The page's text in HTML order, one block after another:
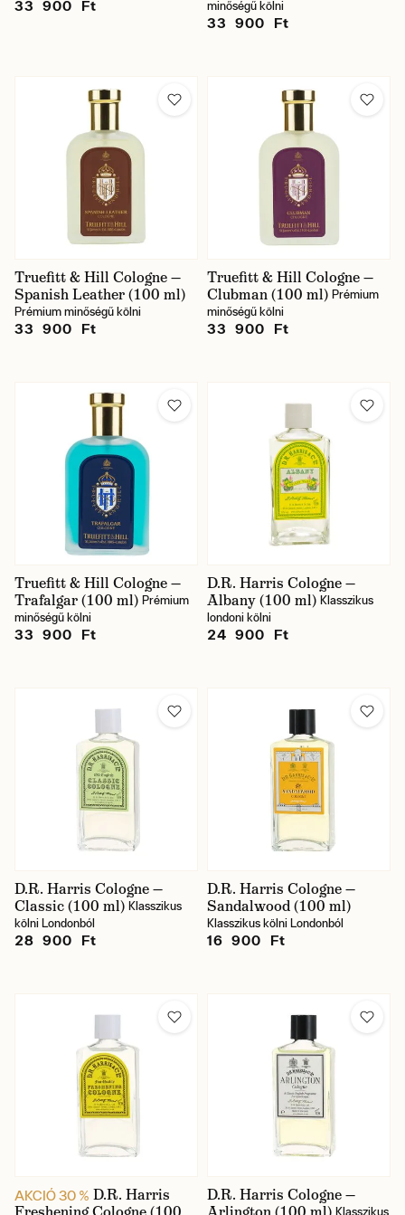
33 900 Ft
minőségű kölni
33 900 Ft
Truefitt & Hill Cologne —
Spanish Leather (100 ml)
Prémium minőségű kölni
33 900 Ft
Truefitt & Hill Cologne —
Clubman (100 ml) Prémium
minőségű kölni
33 900 Ft
Truefitt & Hill Cologne —
Trafalgar (100 ml) Prémium
minőségű kölni
33 900 Ft
D.R. Harris Cologne —
Albany (100 ml) Klasszikus
londoni kölni
24 900 Ft
D.R. Harris Cologne —
Classic (100 ml) Klasszikus
kölni Londonból
28 900 Ft
D.R. Harris Cologne —
Sandalwood (100 ml)
Klasszikus kölni Londonból
16 900 Ft
AKCIÓ 30 % D.R. Harris
D.R. Harris Cologne —
Klasszikus